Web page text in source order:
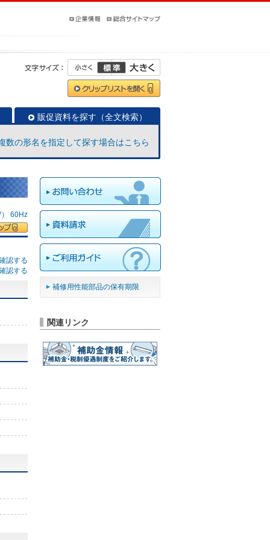
販促資料を探す（全文検索）
数の形名を指定して探す場合はこちら
60Hz
認する
認する
補修用性能部品の保有期限
関連リンク